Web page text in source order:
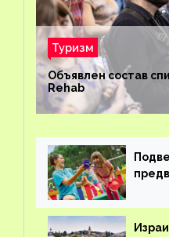
Туризм
Объявлен состав
Rehab